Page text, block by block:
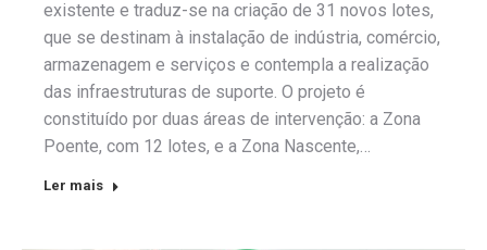
existente e traduz-se na criação de 31 novos lotes,
que se destinam à instalação de indústria, comércio,
armazenagem e serviços e contempla a realização
das infraestruturas de suporte. O projeto é
constituído por duas áreas de intervenção: a Zona
Poente, com 12 lotes, e a Zona Nascente,…
Ler mais